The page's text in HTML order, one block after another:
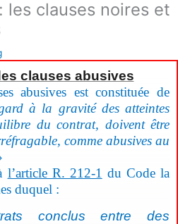
les clauses noires et
clauses abusives
abusives est constituée de
à la gravité des atteintes
du contrat, doivent être
comme abusives au
l’article R. 212-1 du Code la
duquel :
conclus entre des